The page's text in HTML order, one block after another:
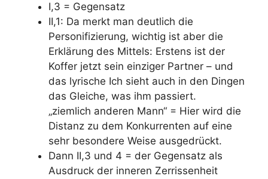
I,3 = Gegensatz
II,1: Da merkt man deutlich die
Personifizierung, wichtig ist aber die
Erklärung des Mittels: Erstens ist der
Koffer jetzt sein einziger Partner – und
das lyrische Ich sieht auch in den Dingen
das Gleiche, was ihm passiert.
„ziemlich anderen Mann“ = Hier wird die
Distanz zu dem Konkurrenten auf eine
sehr besondere Weise ausgedrückt.
Dann II,3 und 4 = der Gegensatz als
Ausdruck der inneren Zerrissenheit